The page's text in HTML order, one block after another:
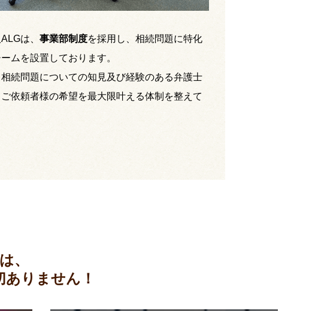
は、 事業部制度を採用し、相続問題に特化
ムを設置しております。
続問題についての知見及び経験のある弁護士
依頼者様の希望を最大限叶える体制を整えて
、
ありません！